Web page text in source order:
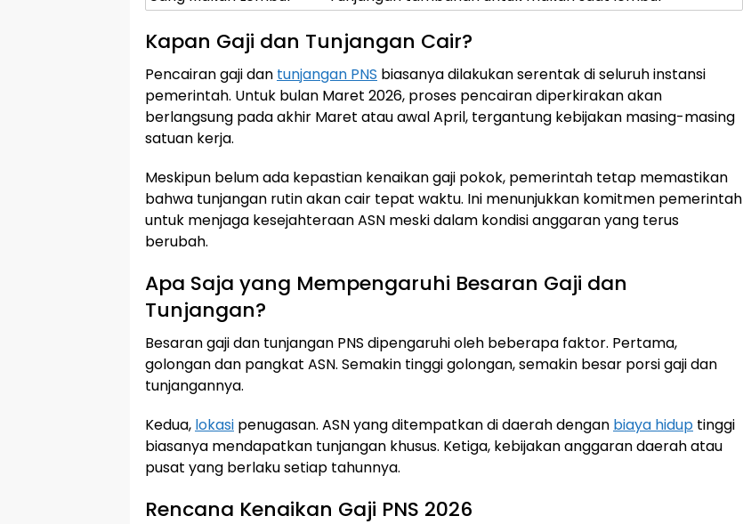
Kapan Gaji dan Tunjangan Cair?
Pencairan gaji dan tunjangan PNS biasanya dilakukan serentak di seluruh instansi
pemerintah. Untuk bulan Maret 2026, proses pencairan diperkirakan akan
berlangsung pada akhir Maret atau awal April, tergantung kebijakan masing-masing
satuan kerja.
Meskipun belum ada kepastian kenaikan gaji pokok, pemerintah tetap memastikan
bahwa tunjangan rutin akan cair tepat waktu. Ini menunjukkan komitmen pemerintah
untuk menjaga kesejahteraan ASN meski dalam kondisi anggaran yang terus
berubah.
Apa Saja yang Mempengaruhi Besaran Gaji dan
Tunjangan?
Besaran gaji dan tunjangan PNS dipengaruhi oleh beberapa faktor. Pertama,
golongan dan pangkat ASN. Semakin tinggi golongan, semakin besar porsi gaji dan
tunjangannya.
Kedua, lokasi penugasan. ASN yang ditempatkan di daerah dengan biaya hidup tinggi
biasanya mendapatkan tunjangan khusus. Ketiga, kebijakan anggaran daerah atau
pusat yang berlaku setiap tahunnya.
Rencana Kenaikan Gaji PNS 2026